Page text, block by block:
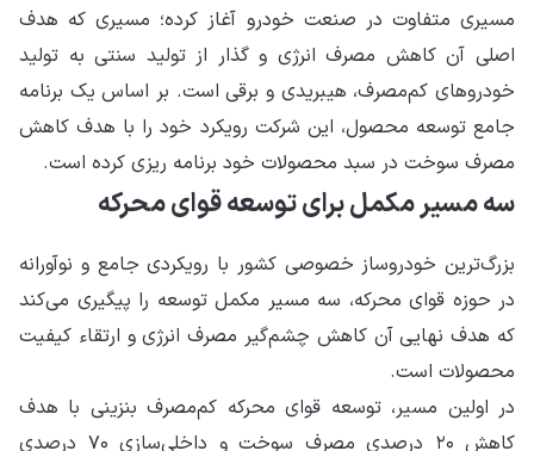
مسیری متفاوت در صنعت خودرو آغاز کرده؛ مسیری که هدف
اصلی آن کاهش مصرف انرژی و گذار از تولید سنتی به تولید
خودروهای کم‌مصرف، هیبریدی و برقی است. بر اساس یک برنامه
جامع توسعه محصول، این شرکت رویکرد خود را با هدف کاهش
مصرف سوخت در سبد محصولات خود برنامه ریزی کرده است.
سه مسیر مکمل برای توسعه قوای محرکه
بزرگ‌ترین خودروساز خصوصی کشور با رویکردی جامع و نوآورانه
در حوزه قوای محرکه، سه مسیر مکمل توسعه را پیگیری می‌کند
که هدف نهایی آن کاهش چشم‌گیر مصرف انرژی و ارتقاء کیفیت
محصولات است.
در اولین مسیر، توسعه قوای محرکه کم‌مصرف بنزینی با هدف
کاهش ۲۰ درصدی مصرف سوخت و داخلی‌سازی ۷۰ درصدی